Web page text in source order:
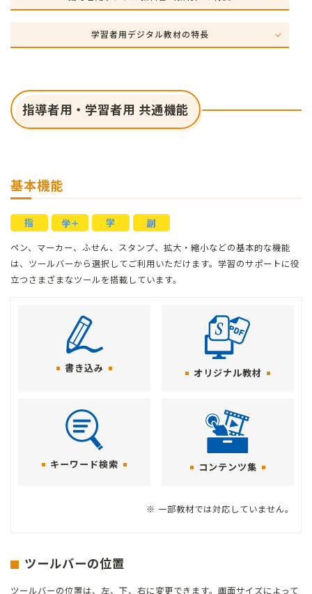
学習者用デジタル教材の特長
指導者用・学習者用 共通機能
基本機能
ペン、マーカー、ふせん、スタンプ、拡⼤・縮⼩などの基本的な機能
は、ツールバーから選択してご利⽤いただけます。 学習のサポートに役
⽴つさまざまなツールを搭載しています。
書き込み オリジナル教材
キーワード検索 コンテンツ集
※ 一部教材では対応していません。
ツールバーの位置
ツールバーの位置は、左、下、右に変更できます。 画面サイズによって